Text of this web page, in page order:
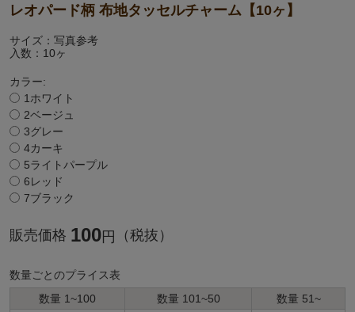
レオパード柄 布地タッセルチャーム【10ヶ】
サイズ：写真参考
入数：10ヶ
カラー:
1ホワイト
2ベージュ
3グレー
4カーキ
5ライトパープル
6レッド
7ブラック
販売価格 100円 （税抜）
数量ごとのプライス表
数量 1~100
数量 101~50
数量 51~